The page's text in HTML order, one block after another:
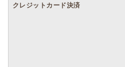
クレジットカード決済